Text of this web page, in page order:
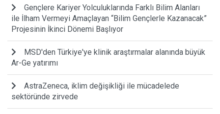
Gençlere Kariyer Yolculuklarında Farklı Bilim Alanları
ile İlham Vermeyi Amaçlayan “Bilim Gençlerle Kazanacak”
Projesinin İkinci Dönemi Başlıyor
MSD'den Türkiye'ye klinik araştırmalar alanında büyük
Ar-Ge yatırımı
AstraZeneca, iklim değişikliği ile mücadelede
sektöründe zirvede